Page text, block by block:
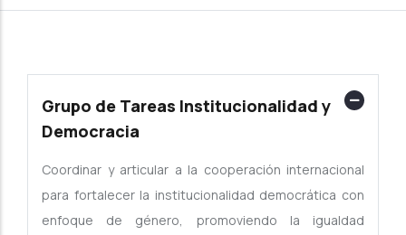
Grupo de Tareas Institucionalidad y
Democracia
Coordinar y articular a la cooperación internacional
para fortalecer la institucionalidad democrática con
enfoque de género, promoviendo la igualdad